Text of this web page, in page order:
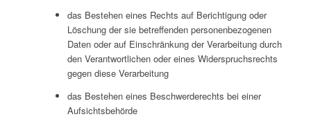
das Bestehen eines Rechts auf Berichtigung oder
Löschung der sie betreffenden personenbezogenen
Daten oder auf Einschränkung der Verarbeitung durch
den Verantwortlichen oder eines Widerspruchsrechts
gegen diese Verarbeitung
das Bestehen eines Beschwerderechts bei einer
Aufsichtsbehörde